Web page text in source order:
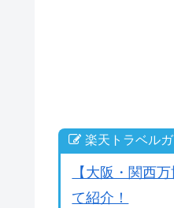
楽天トラベル
【大阪・関西
て紹介！